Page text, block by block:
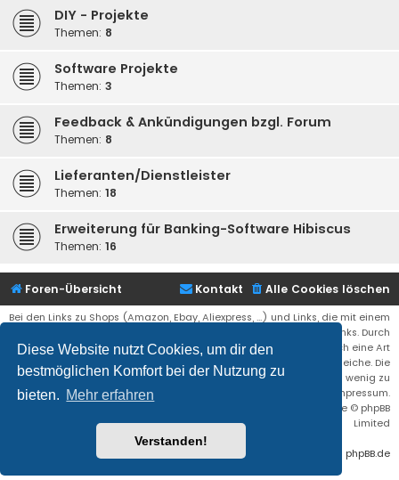
Diese Website nutzt Cookies, um dir den
bestmöglichen Komfort bei der Nutzung zu
bieten. Mehr erfahren
Verstanden!
DIY - Projekte
Themen: 8
Software Projekte
Themen: 3
Feedback & Ankündigungen bzgl. Forum
Themen: 8
Lieferanten/Dienstleister
Themen: 18
Erweiterung für Banking-Software Hibiscus
Themen: 16
Foren-Übersicht Alle Cookies löschen
Kontakt
Bei den Links zu Shops (Amazon, Ebay, Aliexpress, ...) und Links, die mit einem
Stern (*) markiert sind, kann es sich um sogenannte Affiliate Links. Durch
den Kauf eines Produktes über einen Affiliate Link erhälte ich eine Art
Umsatzbeteiligung gutgeschrieben. Für euch bleibt der Preis der gleiche. Die
Einnahmen helfen die Hostgebühren für diese Webseite ein wenig zu
reduzieren. Siehe auch das Impressum.
® Forum Software © phpBB
Limited
Deutsche Übersetzung durch phpBB.de